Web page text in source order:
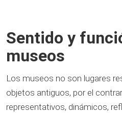
Sentido y
museos
Los museos no son lugares
objetos antiguos, por el
representativos, dinámicos,